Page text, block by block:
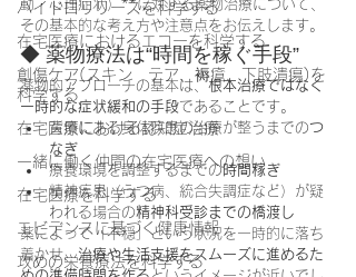
ハイドロリリースを科学する
在宅医療におけるエコーを科学する
創傷ケア(スキン テア、褥瘡、下肢潰瘍)を
科学する
在宅医療における認知症治療
一緒に働く仲間の在宅医療への想い
在宅医療を科学する
エビデンスに基づく健康情報
攻めの栄養療法を科学する
動・心理症状）**に対する薬物治療について、
その基本的な考え方や注意点をお伝えします。
◆ 薬物療法は“時間を稼ぐ手段”
薬物的アプローチの基本は、根本治療ではなく
一時的な症状緩和の手段であることです。
背景にある身体疾患の治療が整うまでのつ
なぎ
療養環境を調整するまでの時間稼ぎ
精神疾患（うつ病、統合失調症など）が疑
われる場合の精神科受診までの橋渡し
薬によって「不穏」という状況を一時的に落ち
着かせ、治療や生活支援をスムーズに進めるた